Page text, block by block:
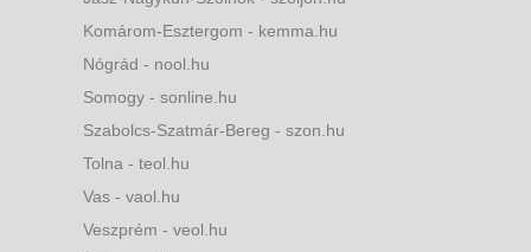
Komárom-Esztergom - kemma.hu
Nógrád - nool.hu
Somogy - sonline.hu
Szabolcs-Szatmár-Bereg - szon.hu
Tolna - teol.hu
Vas - vaol.hu
Veszprém - veol.hu